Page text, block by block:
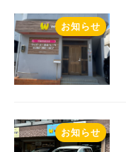
お知らせ
お知らせ